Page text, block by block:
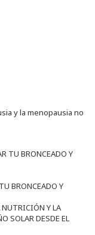
y la menopausia no
BRONCEADO Y
Y LA
SOLAR DESDE EL